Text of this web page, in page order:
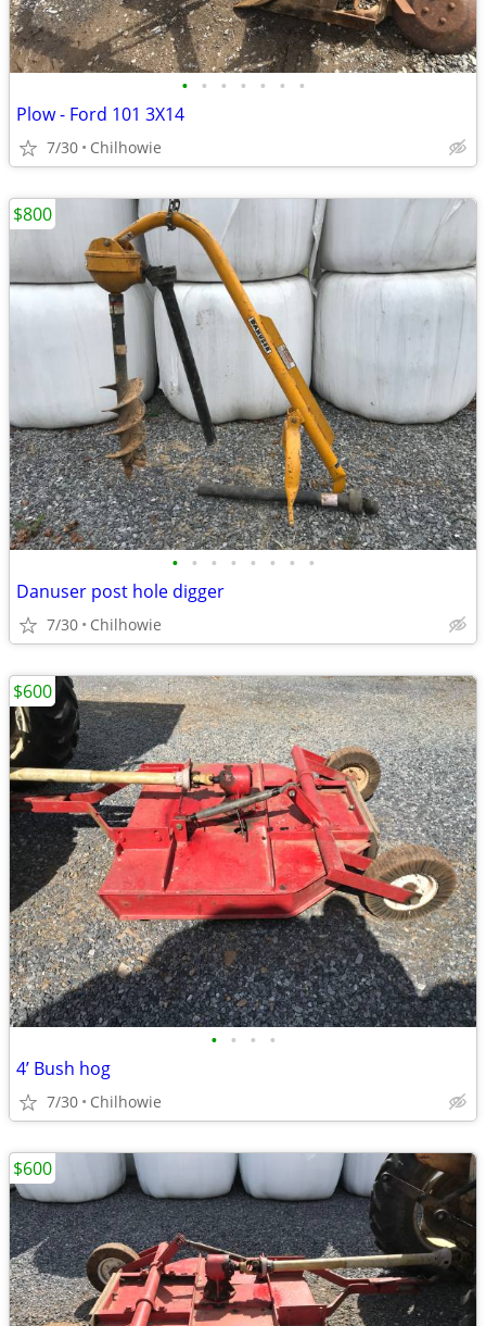
• • • • • • •
Plow - Ford 101 3X14
7/30 Chilhowie
• • • • • • • •
Danuser post hole digger
7/30 Chilhowie
$800
• • • •
4’ Bush hog
7/30 Chilhowie
$600
$600